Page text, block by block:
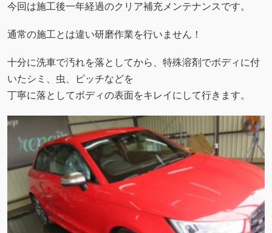
今回は施工後一年経過のクリア補充メンテナンスです。
通常の施工とは違い研磨作業を行いません！
十分に洗車で汚れを落としてから、特殊溶剤でボディに付
いたシミ、虫、ピッチなどを
丁寧に落としてボディの表面をキレイにして行きます。